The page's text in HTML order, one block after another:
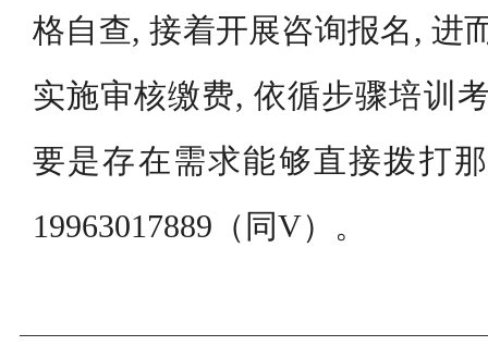
格自查, 接着开展咨询报名, 进
实施审核缴费, 依循步骤培训
要是存在需求能够直接拨打
19963017889（同V）。